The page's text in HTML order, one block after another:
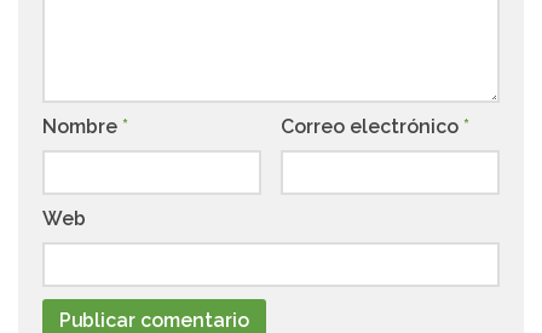
Nombre * Correo electrónico *
Web